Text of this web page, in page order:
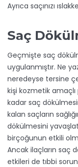
Ayrıca saçınızı
Saç
Geçmişte saç
uygulanmıştır. Ne
neredeyse tersine
kişi kozmetik
kadar saç
kalan saçların
dökülmesini
birçoğunun etkili
Ancak ilaçların saç
etkileri de tıbbi